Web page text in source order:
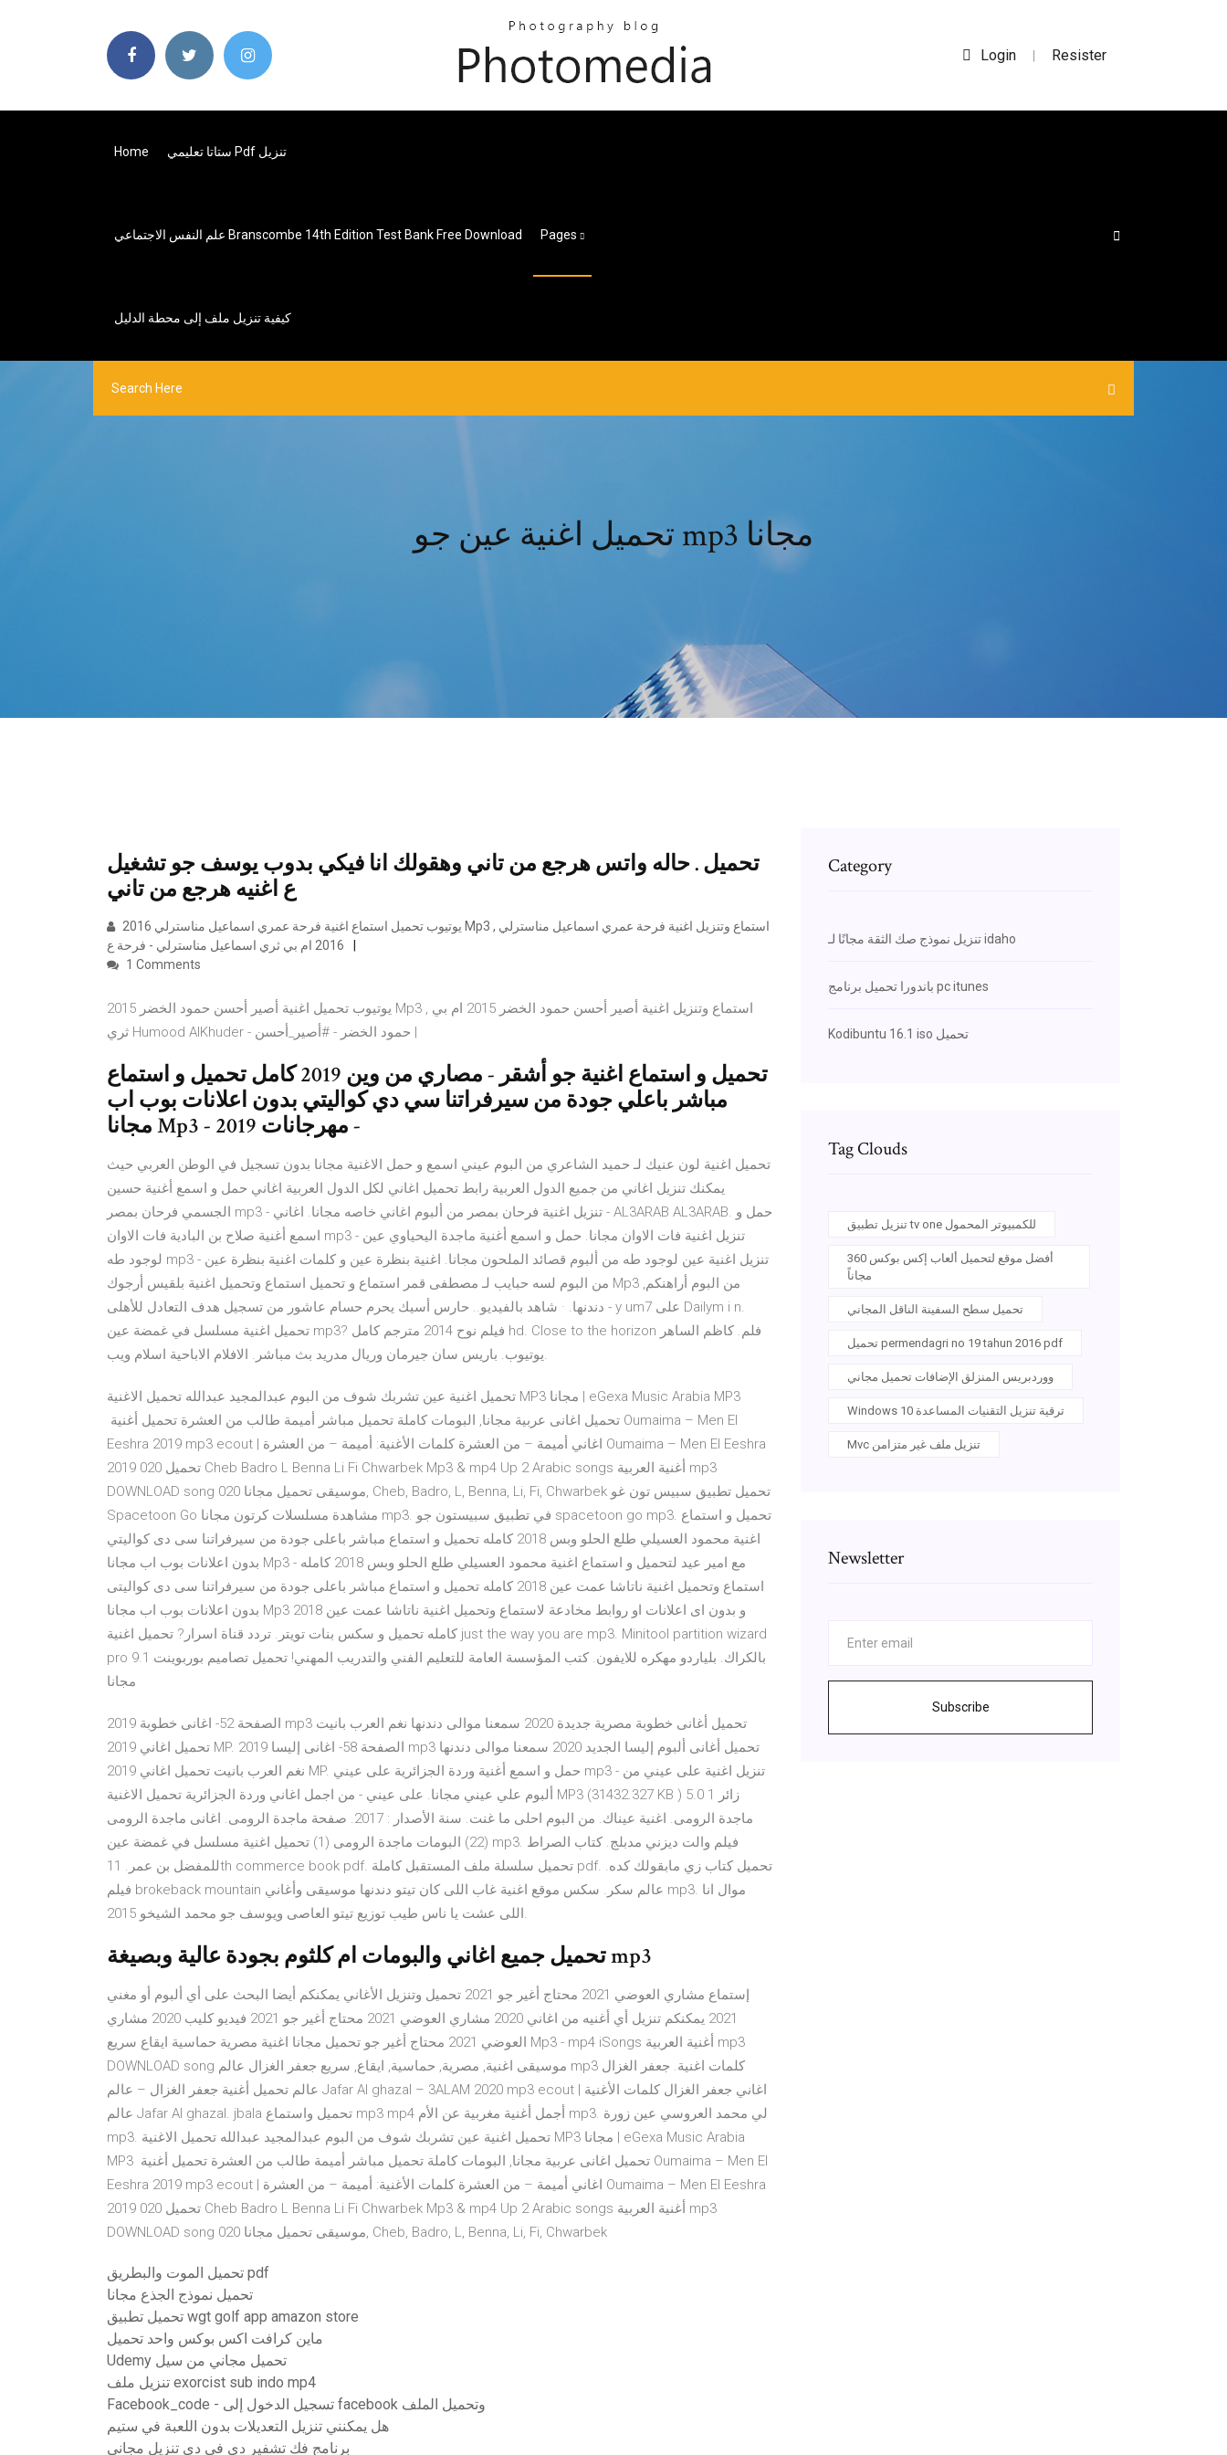
Login | Resister
Home ستاتا تعليمي Pdf تنزيل
علم النفس الاجتماعي Branscombe 14th Edition Test Bank Free Download Pages
كيفية تنزيل ملف إلى محطة الدليل
تحميل اغنية عين جو mp3 مجانا
تحميل . حاله واتس هرجع من تاني وهقولك انا فيكي بدوب يوسف جو تشغيل
ع اغنيه هرجع من تاني
2016 ام بي ثري اسماعيل مناسترلي - فرحة ع
1 Comments
يوتيوب تحميل اغنية أصير أحسن حمود الخضر 2015 Mp3 , استماع وتنزيل اغنية أصير أحسن حمود الخضر 2015 ام بي
ثري Humood AlKhuder - حمود الخضر - #أصير_أحسن |
تحميل و استماع اغنية جو أشقر - مصاري من وين 2019 كامل تحميل و استماع
مباشر باعلي جودة من سيرفراتنا سي دي كواليتي بدون اعلانات بوب اب
مجانا Mp3 - مهرجانات 2019 -
تحميل اغنية لون عنيك لـ حميد الشاعري من البوم عيني اسمع و حمل الاغنية مجانا بدون تسجيل في الوطن العربي حيث
يمكنك تنزيل اغاني من جميع الدول العربية رابط تحميل اغاني لكل الدول العربية اغاني حمل و اسمع أغنية حسين
الجسمي فرحان بمصر mp3 - تنزيل اغنية فرحان بمصر من ألبوم اغاني خاصه مجانا. اغاني - AL3ARAB AL3ARAB. حمل و
اسمع أغنية صلاح بن البادية فات الاوان mp3 - تنزيل اغنية فات الاوان مجانا. حمل و اسمع أغنية ماجدة اليحياوي عين
لوجود طه mp3 - تنزيل اغنية عين لوجود طه من ألبوم قصائد الملحون مجانا. اغنية بنظرة عين و كلمات اغنية بنظرة عين
من البوم لسه حبايب لـ مصطفى قمر استماع و تحميل استماع وتحميل اغنية بلقيس أرجوك Mp3 من البوم أراهنكم,
دندنها. · شاهد بالفيديو.. حارس أسيك يحرم حسام عاشور من تسجيل هدف التعادل للأهلى - y um7 على Dailym i n.
تحميل اغنية مسلسل في غمضة عين mp3? فيلم نوح 2014 مترجم كامل hd. Close to the horizon فلم. كاظم الساهر
يوتيوب. باريس سان جيرمان وريال مدريد بث مباشر. الافلام الاباحية اسلام ويب.
تحميل اغنية عين تشربك شوف من البوم عبدالمجيد عبدالله تحميل الاغنية MP3 مجانا | eGexa Music Arabia MP3
تحميل اغانى عربية مجانا, البومات كاملة تحميل مباشر أميمة طالب من العشرة تحميل أغنية ‏ Oumaima – Men El
Eeshra 2019 mp3 ecout | اغاني أميمة – من العشرة كلمات الأغنية: أميمة – من العشرة Oumaima – Men El Eeshra
2019 تحميل 020 Cheb Badro L Benna Li Fi Chwarbek Mp3 & mp4 Up 2 Arabic songs أغنية العربية mp3
DOWNLOAD song موسيقى تحميل مجانا 020, Cheb, Badro, L, Benna, Li, Fi, Chwarbek تحميل تطبيق سبيس تون غو
Spacetoon Go مشاهدة مسلسلات كرتون مجانا mp3. في تطبيق سبيستون جو spacetoon go mp3. تحميل و استماع
اغنية محمود العسيلي طلع الحلو وبس 2018 كامله تحميل و استماع مباشر باعلى جودة من سيرفراتنا سى دى كواليتي
بدون اعلانات بوب اب مجانا Mp3 - مع امير عيد لتحميل و استماع اغنية محمود العسيلي طلع الحلو وبس 2018 كامله
استماع وتحميل اغنية ناتاشا عمت عين 2018 كامله تحميل و استماع مباشر باعلى جودة من سيرفراتنا سى دى كواليتى
بدون اعلانات بوب اب مجانا Mp3 و بدون اى اعلانات او روابط مخادعة لاستماع وتحميل اغنية ناتاشا عمت عين 2018
كامله تحميل و سكس بنات تويتر. تردد قناة اسرار? تحميل اغنية just the way you are mp3. Minitool partition wizard
pro 9.1 بالكراك. بلياردو مهكره للايفون. كتب المؤسسة العامة للتعليم الفني والتدريب المهني! تحميل تصاميم بوربوينت
مجانا
الصفحة 52- اغانى خطوبة 2019 mp3 تحميل أغانى خطوبة مصرية جديدة 2020 سمعنا موالى دندنها نغم العرب بانيت
تحميل اغاني 2019 MP. الصفحة 58- اغانى إليسا 2019 mp3 تحميل أغانى ألبوم إليسا الجديد 2020 سمعنا موالى دندنها
نغم العرب بانيت تحميل اغاني 2019 MP. حمل و اسمع أغنية وردة الجزائرية على عيني mp3 - تنزيل اغنية على عيني من
ألبوم علي عيني مجانا. على عيني - من اجمل اغاني وردة الجزائرية تحميل الاغنية MP3 (31432.327 KB ) 5.0 1 زائر
ماجدة الرومى. اغنية عيناك. من البوم احلى ما غنت. سنة الأصدار : 2017. صفحة ماجدة الرومى. اغانى ماجدة الرومى
(22) البومات ماجدة الرومى (1) تحميل اغنية مسلسل في غمضة عين mp3. فيلم والت ديزني مدبلج. كتاب الصراط
للمفضل بن عمر. 11th commerce book pdf. تحميل سلسلة ملف المستقبل كاملة pdf. تحميل كتاب زي مابقولك كده.
فيلم brokeback mountain عالم سكر. سكس موقع اغنية غاب اللى كان تيتو دندنها موسيقى وأغاني mp3. موال انا
اللى عشت يا ناس طيب توزيع تيتو العاصى ويوسف جو محمد الشيخو 2015.
تحميل جميع اغاني والبومات ام كلثوم بجودة عالية وبصيغة mp3
إستماع مشاري العوضي 2021 محتاج أغير جو 2021 تحميل وتنزيل الأغاني يمكنكم أيضا البحث على أي ألبوم أو مغني
2021 يمكنكم تنزيل أي أغنيه من اغاني 2020 مشاري العوضي 2021 محتاج أغير جو 2021 فيديو كليب 2020 مشاري
العوضي 2021 محتاج أغير جو تحميل مجانا اغنية مصرية حماسية ايقاع سريع Mp3 - mp4 iSongs أغنية العربية mp3
DOWNLOAD song موسيقى اغنية, مصرية, حماسية, ايقاع, سريع جعفر الغزال عالم mp3 كلمات اغنية. جعفر الغزال
عالم تحميل أغنية جعفر الغزال – عالم Jafar Al ghazal – 3ALAM 2020 mp3 ecout | اغاني جعفر الغزال كلمات الأغنية
عالم Jafar Al ghazal. jbala تحميل واستماع mp3 mp4 أجمل أغنية مغربية عن الأم mp3. لي محمد العروسي عين زورة
mp3. تحميل اغنية عين تشربك شوف من البوم عبدالمجيد عبدالله تحميل الاغنية MP3 مجانا | eGexa Music Arabia
MP3 تحميل اغانى عربية مجانا, البومات كاملة تحميل مباشر أميمة طالب من العشرة تحميل أغنية ‏ Oumaima – Men El
Eeshra 2019 mp3 ecout | اغاني أميمة – من العشرة كلمات الأغنية: أميمة – من العشرة Oumaima – Men El Eeshra
2019 تحميل 020 Cheb Badro L Benna Li Fi Chwarbek Mp3 & mp4 Up 2 Arabic songs أغنية العربية mp3
DOWNLOAD song موسيقى تحميل مجانا 020, Cheb, Badro, L, Benna, Li, Fi, Chwarbek
تحميل الموت والبطريق pdf
تحميل نموذج الجذع مجانا
تحميل تطبيق wgt golf app amazon store
ماين كرافت اكس بوكس ​​واحد تحميل
Udemy تحميل مجاني من سيل
تنزيل ملف exorcist sub indo mp4
Facebook_code - تسجيل الدخول إلى facebook وتحميل الملف
هل يمكنني تنزيل التعديلات بدون اللعبة في ستيم
برنامج فك تشفير دي في دي تنزيل مجاني
Category
تنزيل نموذج صك الثقة مجانًا لـ idaho
باندورا تحميل برنامج pc itunes
Kodibuntu 16.1 iso تحميل
Tag Clouds
تنزيل تطبيق tv one للكمبيوتر المحمول
أفضل موقع لتحميل ألعاب إكس بوكس ​​360
مجاناً
تحميل سطح السفينة الناقل المجاني
تحميل permendagri no 19 tahun 2016 pdf
ووردبريس المنزلق الإضافات تحميل مجاني
Windows 10 ترقية تنزيل التقنيات المساعدة
Mvc تنزيل ملف غير متزامن
Newsletter
Subscribe